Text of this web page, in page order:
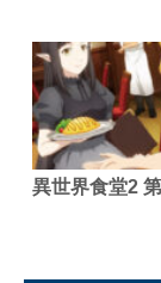
異世界食堂2